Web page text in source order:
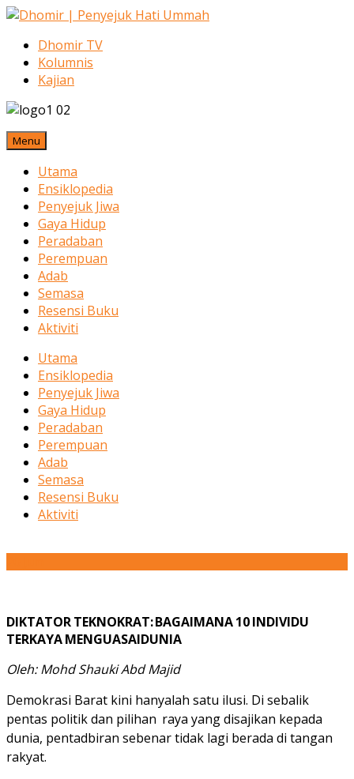
Dhomir TV
Kolumnis
Kajian
Menu
Utama
Ensiklopedia
Penyejuk Jiwa
Gaya Hidup
Peradaban
Perempuan
Adab
Semasa
Resensi Buku
Aktiviti
Utama
Ensiklopedia
Penyejuk Jiwa
Gaya Hidup
Peradaban
Perempuan
Adab
Semasa
Resensi Buku
Aktiviti
DIKTATORTEKNOKRAT:BAGAIMANA10INDIVIDU
TERKAYAMENGUASAIDUNIA
Oleh: Mohd Shauki Abd Majid
Demokrasi Barat kini hanyalah satu ilusi. Di sebalik
pentas politik dan pilihan raya yang disajikan kepada
dunia, pentadbiran sebenar tidak lagi berada di tangan
rakyat.